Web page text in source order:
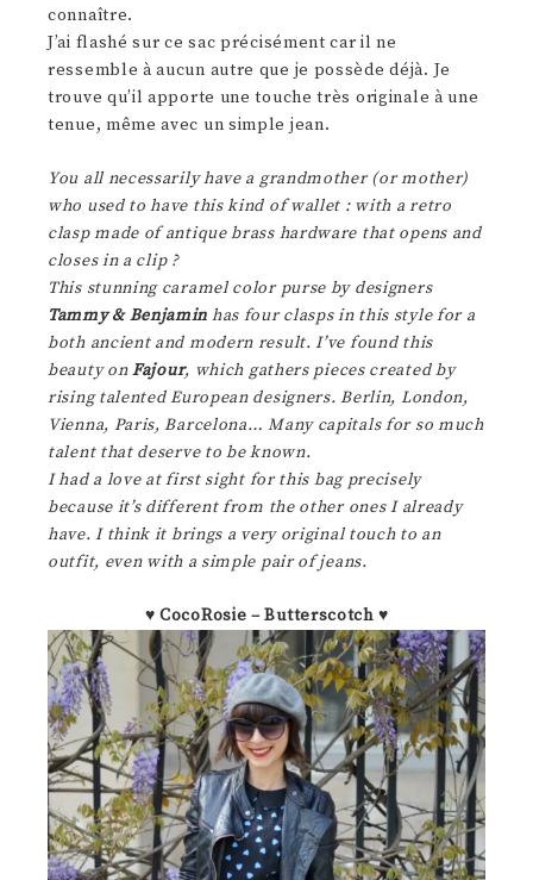
connaître.
J’ai flashé sur ce sac précisément car il ne
ressemble à aucun autre que je possède déjà. Je
trouve qu’il apporte une touche très originale à une
tenue, même avec un simple jean.
You all necessarily have a grandmother (or mother)
who used to have this kind of wallet : with a retro
clasp made of antique brass hardware that opens and
closes in a clip ?
This stunning caramel color purse by designers
Tammy & Benjamin has four clasps in this style for a
both ancient and modern result. I’ve found this
beauty onFajour, which gathers pieces created by
rising talented European designers. Berlin, London,
Vienna, Paris, Barcelona… Many capitals for so much
talent that deserve to be known.
I had a love at first sight for this bag precisely
because it’s different from the other ones I already
have. I think it brings a very original touch to an
outfit, even with a simple pair of jeans.
♥ CocoRosie – Butterscotch♥